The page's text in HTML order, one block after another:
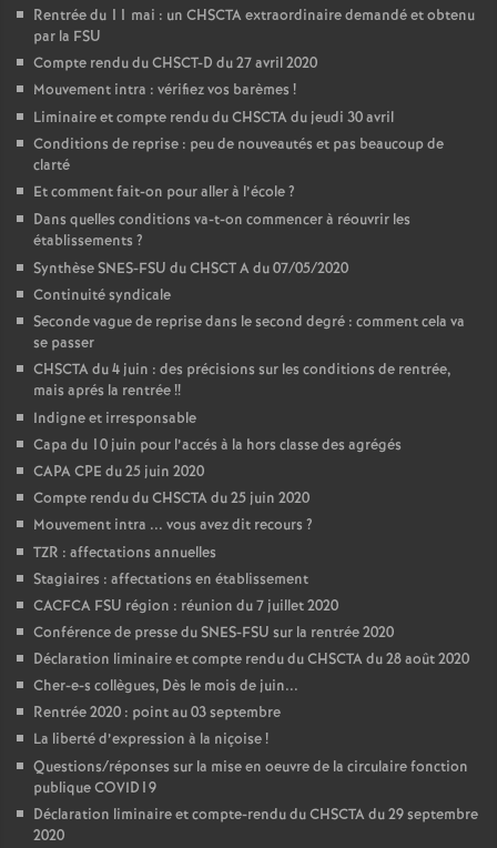
Rentrée du 11 mai : un CHSCTA extraordinaire demandé et obtenu
par la FSU
Compte rendu du CHSCT-D du 27 avril 2020
Mouvement intra : vérifiez vos barèmes !
Liminaire et compte rendu du CHSCTA du jeudi 30 avril
Conditions de reprise : peu de nouveautés et pas beaucoup de
clarté
Et comment fait-on pour aller à l’école?
Dans quelles conditions va-t-on commencer à réouvrir les
établissements ?
Synthèse SNES-FSU du CHSCT A du 07/05/2020
Continuité syndicale
Seconde vague de reprise dans le second degré : comment cela va
se passer
CHSCTA du 4 juin : des précisions sur les conditions de rentrée,
mais aprés la rentrée!!
Indigne et irresponsable
Capa du 10 juin pour l’accés à la hors classe des agrégés
CAPA CPE du 25 juin 2020
Compte rendu du CHSCTA du 25 juin 2020
Mouvement intra ... vous avez dit recours ?
TZR : affectations annuelles
Stagiaires : affectations en établissement
CACFCA FSU région : réunion du 7 juillet 2020
Conférence de presse du SNES-FSU sur la rentrée 2020
Déclaration liminaire et compte rendu du CHSCTA du 28 août 2020
Cher-e-s collègues, Dès le mois de juin...
Rentrée 2020 : point au 03 septembre
La liberté d’expression à la niçoise!
Questions/réponses sur la mise en oeuvre de la circulaire fonction
publique COVID19
Déclaration liminaire et compte-rendu du CHSCTA du 29 septembre
2020